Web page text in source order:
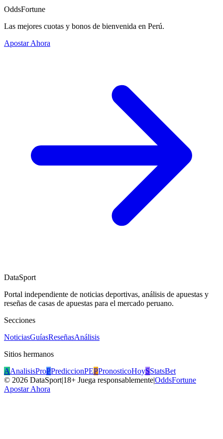
OddsFortune
Las mejores cuotas y bonos de bienvenida en Perú.
Apostar Ahora
DataSport
Portal independiente de noticias deportivas, análisis de apuestas y
reseñas de casas de apuestas para el mercado peruano.
Secciones
NoticiasGuíasReseñasAnálisis
Sitios hermanos
AAnalisisProPPrediccionPEPPronosticoHoySStatsBet
© 2026 DataSport|18+ Juega responsablemente|OddsFortune
Apostar Ahora